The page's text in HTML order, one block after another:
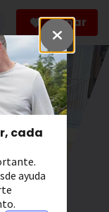
cada
ayuda
Donar